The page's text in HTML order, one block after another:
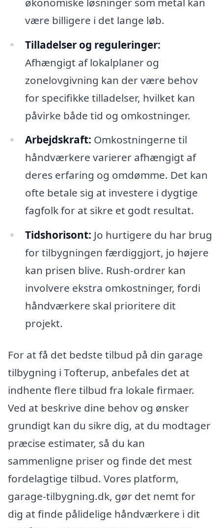
være billigere i det lange løb.
Tilladelser og reguleringer:
Afhængigt af lokalplaner og
zonelovgivning kan der være behov
for specifikke tilladelser, hvilket kan
påvirke både tid og omkostninger.
Arbejdskraft: Omkostningerne til
håndværkere varierer afhængigt af
deres erfaring og omdømme. Det kan
ofte betale sig at investere i dygtige
fagfolk for at sikre et godt resultat.
Tidshorisont: Jo hurtigere du har brug
for tilbygningen færdiggjort, jo højere
kan prisen blive. Rush-ordrer kan
involvere ekstra omkostninger, fordi
håndværkere skal prioritere dit
projekt.
For at få det bedste tilbud på din garage
tilbygning i Tofterup, anbefales det at
indhente flere tilbud fra lokale firmaer.
Ved at beskrive dine behov og ønsker
grundigt kan du sikre dig, at du modtager
præcise estimater, så du kan
sammenligne priser og finde det mest
fordelagtige tilbud. Vores platform,
garage-tilbygning.dk, gør det nemt for
dig at finde pålidelige håndværkere i dit